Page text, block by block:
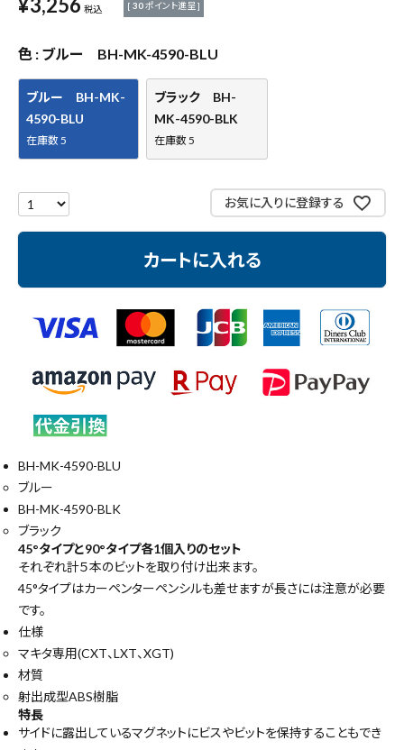
現場安全・運搬
金物・現場資材
¥3,256 税込 [ 30ポイント進呈 ]
色 ブルー BH-MK-4590-BLU
ブルー BH-MK-
4590-BLU
在庫数5
ブラック BH-
MK-4590-BLK
在庫数5
お気に入りに登録する
カートに入れる
BH-MK-4590-BLU
ブルー
BH-MK-4590-BLK
ブラック
45°タイプと90°タイプ各1個入りのセット
それぞれ計５本のビットを取り付け出来ます。
45°タイプはカーペンターペンシルも差せますが長さには注意が必要
です。
仕様
マキタ専用(CXT、LXT、XGT)
材質
射出成型ABS樹脂
特長
サイドに露出しているマグネットにビスやビットを保持することもでき